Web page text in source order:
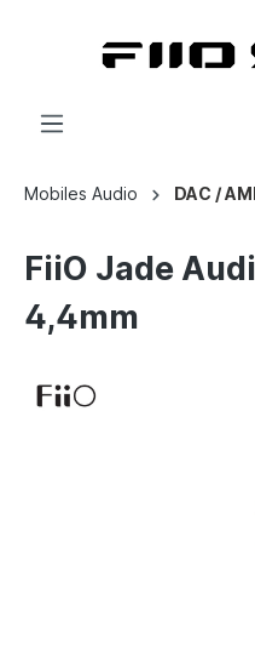
Mobiles Audio DAC /
FiiO Jade
4,4mm